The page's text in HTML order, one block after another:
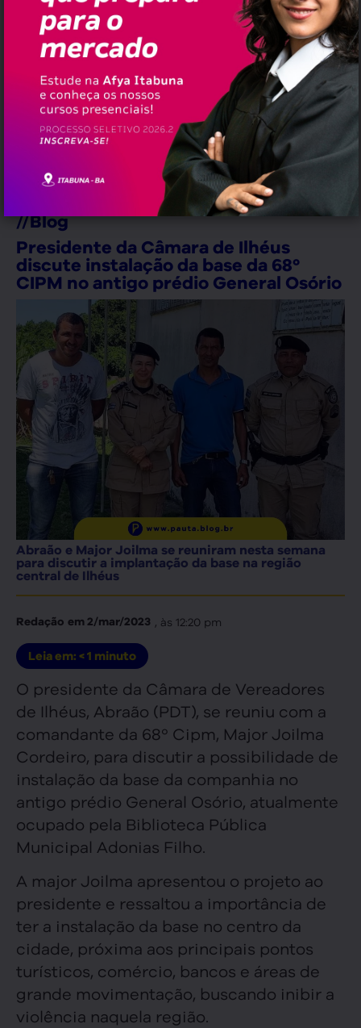
Erramos em quê?
erramos@pauta.blog.br
//Blog
Presidente da Câmara de Ilhéus
discute instalação da base da 68º
CIPM no antigo prédio General Osório
Abraão e Major Joilma se reuniram nesta semana
para discutir a implantação da base na região
central de Ilhéus
Redação em 2/mar/2023 , às 12:20 pm
Leia em: < 1 minuto
O presidente da Câmara de Vereadores
de Ilhéus, Abraão (PDT), se reuniu com a
comandante da 68º Cipm, Major Joilma
Cordeiro, para discutir a possibilidade de
instalação da base da companhia no
antigo prédio General Osório, atualmente
ocupado pela Biblioteca Pública
Municipal Adonias Filho.
A major Joilma apresentou o projeto ao
presidente e ressaltou a importância de
ter a instalação da base no centro da
cidade, próxima aos principais pontos
turísticos, comércio, bancos e áreas de
grande movimentação, buscando inibir a
violência naquela região.